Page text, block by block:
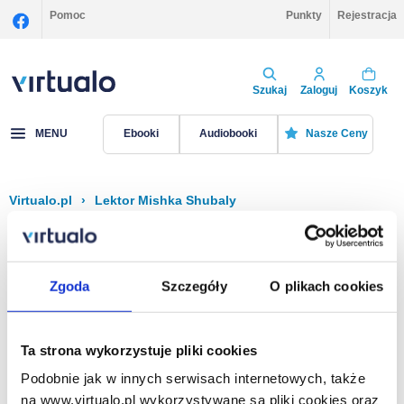
Zgoda Szczegóły O plikach cookies
Ta strona wykorzystuje pliki cookies
Podobnie jak w innych serwisach internetowych, także
na www.virtualo.pl wykorzystywane są pliki cookies oraz
Pomoc Punkty Rejestracja
Szukaj Zaloguj Koszyk
MENU Ebooki Audiobooki Nasze Ceny
Virtualo.pl › Lektor Mishka Shubaly
Filtruj Sortuj
Na stronie